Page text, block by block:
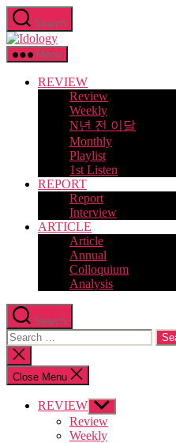
Skip
to
the
content
Search
Idology
Menu
REVIEW
Review
Weekly
N년 전 이달
Monthly
Playlist
1st Listen
REPORT
Report
Interview
ARTICLE
Article
Annual
Colloquium
Analysis
Search
Search
for:
Close
search
Close Menu
REVIEW Show
sub
menu
Review
Weekly